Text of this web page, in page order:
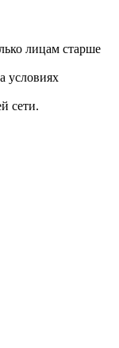
лицам старше
условиях
сети.